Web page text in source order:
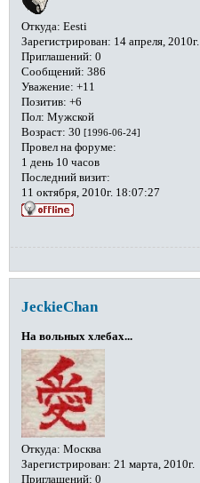
Откуда: Eesti
Зарегистрирован: 14 апреля, 2010г.
Приглашений: 0
Сообщений: 386
Уважение: +11
Позитив: +6
Пол: Мужской
Возраст: 30 [1996-06-24]
Провел на форуме:
1 день 10 часов
Последний визит:
11 октября, 2010г. 18:07:27
JeckieChan
На вольных хлебах...
Откуда: Москва
Зарегистрирован: 21 марта, 2010г.
Приглашений: 0